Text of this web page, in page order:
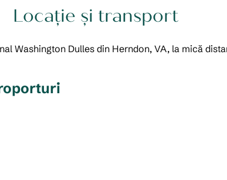
Locație și transport
Washington Dulles din Herndon, VA, la mică